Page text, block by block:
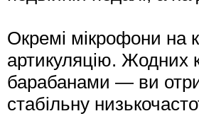
Окремі мікрофони на
артикуляцію. Жодних
барабанами — ви
стабільну